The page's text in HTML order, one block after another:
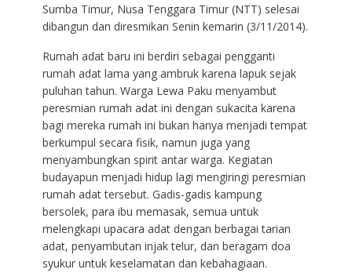
Sumba Timur, Nusa Tenggara Timur (NTT) selesai
dibangun dan diresmikan Senin kemarin (3/11/2014).
Rumah adat baru ini berdiri sebagai pengganti
rumah adat lama yang ambruk karena lapuk sejak
puluhan tahun. Warga Lewa Paku menyambut
peresmian rumah adat ini dengan sukacita karena
bagi mereka rumah ini bukan hanya menjadi tempat
berkumpul secara fisik, namun juga yang
menyambungkan spirit antar warga. Kegiatan
budayapun menjadi hidup lagi mengiringi peresmian
rumah adat tersebut. Gadis-gadis kampung
bersolek, para ibu memasak, semua untuk
melengkapi upacara adat dengan berbagai tarian
adat, penyambutan injak telur, dan beragam doa
syukur untuk keselamatan dan kebahagiaan.